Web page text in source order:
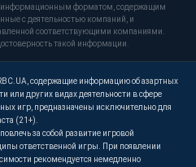
информационным форматом, содержащим
с деятельностью компаний, и
соответствующими компаниями.
такой информации.
содержащие информацию об азартных
или других видах деятельности в сфере
игр, предназначены исключительно для
(21+).
за собой развитие игровой
ответственной игры. При появлении
рекомендуется немедленно